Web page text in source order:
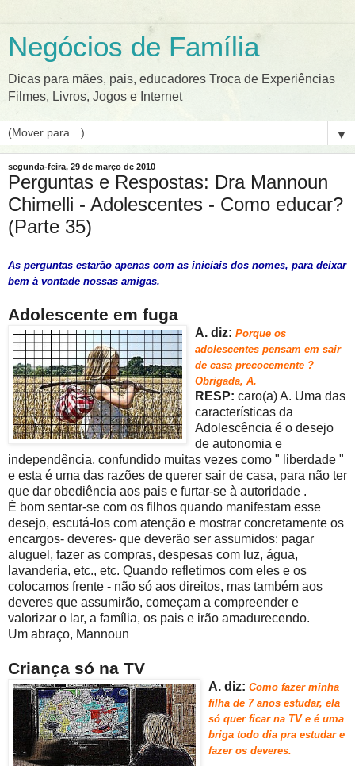
Negócios de Família
Dicas para mães, pais, educadores Troca de Experiências
Filmes, Livros, Jogos e Internet
▼
segunda-feira, 29 de março de 2010
Perguntas e Respostas: Dra Mannoun
Chimelli - Adolescentes - Como educar?
(Parte 35)
As perguntas estarão apenas com as iniciais dos nomes, para deixar
bem à vontade nossas amigas.
Adolescente em fuga
A. diz: Porque os
adolescentes pensam em sair
de casa precocemente ?
Obrigada, A.
RESP: caro(a) A. Uma das
características da
Adolescência é o desejo
de autonomia e
independência, confundido muitas vezes como " liberdade "
e esta é uma das razões de querer sair de casa, para não ter
que dar obediência aos pais e furtar-se à autoridade .
É bom sentar-se com os filhos quando manifestam esse
desejo, escutá-los com atenção e mostrar concretamente os
encargos- deveres- que deverão ser assumidos: pagar
aluguel, fazer as compras, despesas com luz, água,
lavanderia, etc., etc. Quando refletimos com eles e os
colocamos frente - não só aos direitos, mas também aos
deveres que assumirão, começam a compreender e
valorizar o lar, a família, os pais e irão amadurecendo.
Um abraço, Mannoun
Criança só na TV
A. diz: Como fazer minha
filha de 7 anos estudar, ela
só quer ficar na TV e é uma
briga todo dia pra estudar e
fazer os deveres.